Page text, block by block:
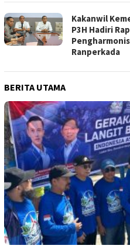
Kakanwil
P3H Hadiri
Ranperkada
BERITA UTAMA